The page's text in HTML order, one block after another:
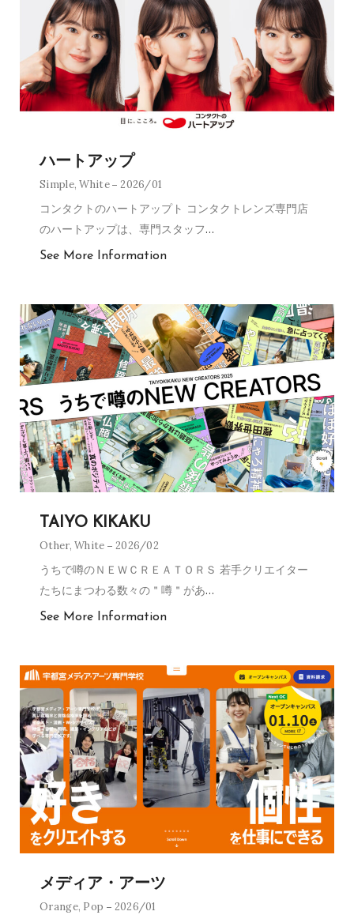
ハートアップ
Simple,White 2026/01
コンタクトのハートアップト コンタクトレンズ専門店
のハートアップは、専門スタッフ…
See More Information
TAIYO KIKAKU
Other,White 2026/02
うちで噂のＮＥＷＣＲＥＡＴＯＲＳ 若手クリエイター
たちにまつわる数々の＂噂＂があ…
See More Information
メディア・アーツ
Orange, Pop 2026/01